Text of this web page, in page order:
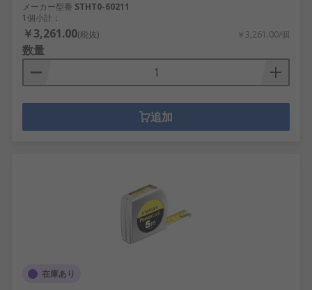
メーカー型番 STHT0-60211
1個小計：
￥3,261.00(税抜) ￥3,261.00/個
数量
追加
在庫あり